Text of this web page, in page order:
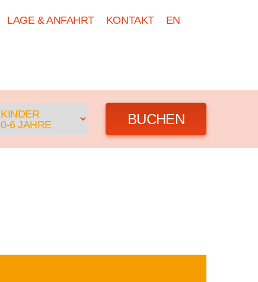
LAGE & ANFAHRT KONTAKT EN
KINDER
0-6 JAHRE